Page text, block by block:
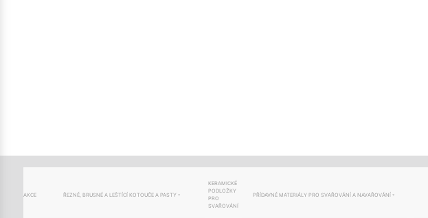
AKCE ŘEZNÉ, BRUSNÉ A LEŠTÍCÍ KOTOUČE A PASTY
KERAMICKÉ
PODLOŽKY
PRO
SVAŘOVÁNÍ
PŘÍDAVNÉ MATERIÁLY PRO SVAŘOVÁNÍ A NAVAŘOVÁNÍ